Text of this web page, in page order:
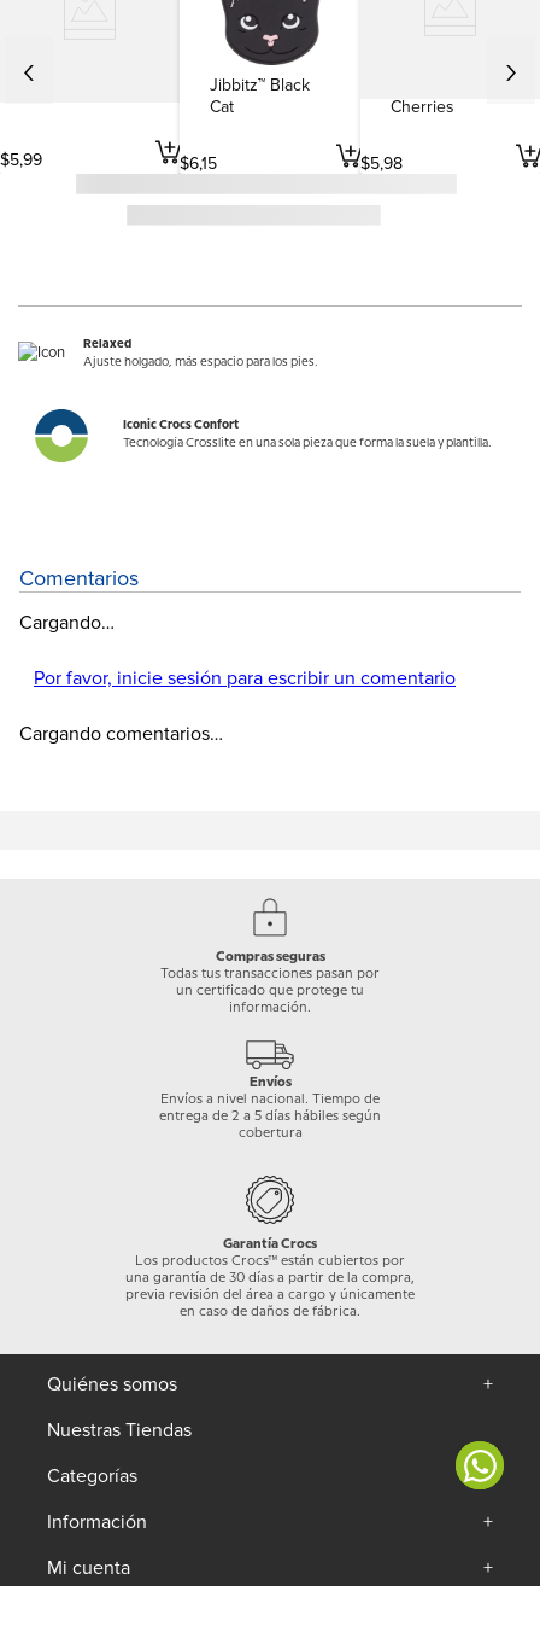
$5,99
Jibbitz™ Black
Cat
$6,15
Cherries
$5,98
Relaxed
Ajuste holgado, más espacio para los pies.
Iconic Crocs Confort
Tecnología Crosslite en una sola pieza que forma la suela y plantilla.
Comentarios
Cargando…
Por favor, inicie sesión para escribir un comentario
Cargando comentarios…
Compras seguras
Todas tus transacciones pasan por
un certificado que protege tu
información.
Envíos
Envíos a nivel nacional. Tiempo de
entrega de 2 a 5 días hábiles según
cobertura
Garantía Crocs
Los productos Crocs™ están cubiertos por
una garantía de 30 días a partir de la compra,
previa revisión del área a cargo y únicamente
en caso de daños de fábrica.
Quiénes somos
+
Nuestras Tiendas
Categorías
+
Información
+
Mi cuenta
+